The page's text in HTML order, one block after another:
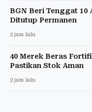
BGN Beri Tenggat 10
Ditutup Permanen
2 jam lalu
40 Merek Beras
Pastikan Stok Aman
2 jam lalu